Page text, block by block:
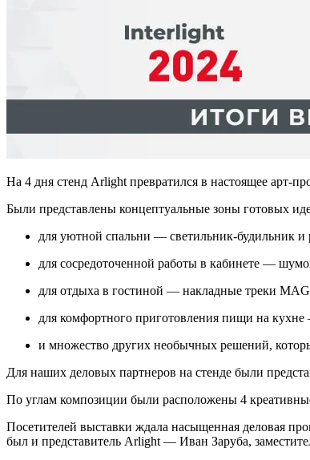
На 4 дня стенд Arlight превратился в настоящее арт-
Были представлены концептуальные зоны готовых
для уютной спальни — светильник-будильник
для сосредоточенной работы в кабинете —
для отдыха в гостиной — накладные треки
для комфортного приготовления пищи на
и множество других необычных решений,
Для наших деловых партнеров на стенде были
По углам композиции были расположены 4
Посетителей выставки ждала насыщенная деловая
был и представитель Arlight — Иван Заруба,